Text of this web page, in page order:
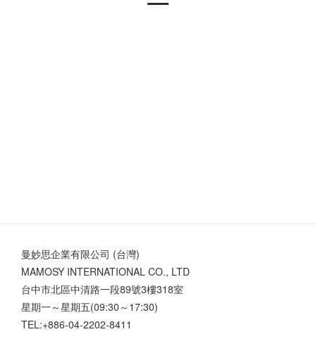
曼妙思企業有限公司 (台灣)
MAMOSY INTERNATIONAL CO., LTD
台中市北區中清路一段89號3樓318室
星期一～星期五(09:30～17:30)
TEL:+886-04-2202-8411